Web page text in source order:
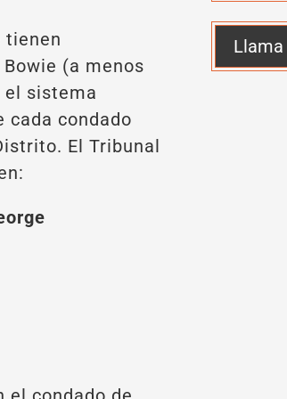
tienen
(a menos
el sistema
cada condado
El Tribunal
Llama